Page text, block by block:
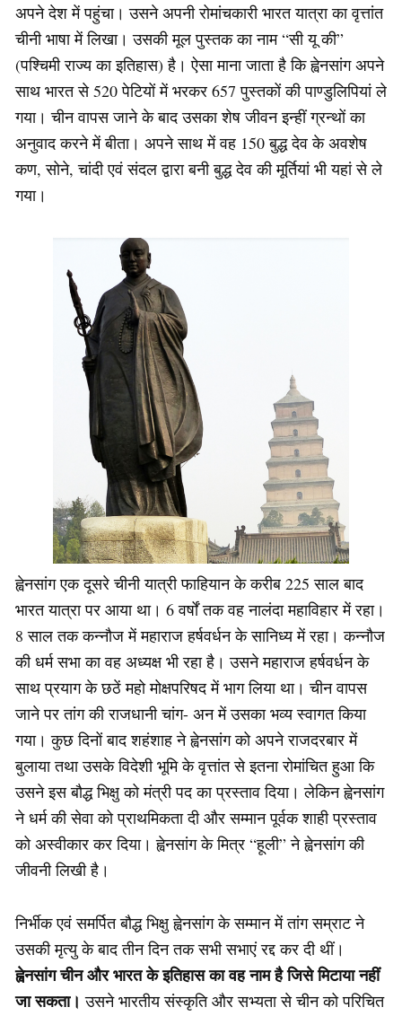
अपने देश में पहुंचा। उसने अपनी रोमांचकारी भारत यात्रा का वृत्तांत
चीनी भाषा में लिखा। उसकी मूल पुस्तक का नाम “सी यू की”
(पश्चिमी राज्य का इतिहास) है। ऐसा माना जाता है कि ह्वेनसांग अपने
साथ भारत से 520 पेटियों में भरकर 657 पुस्तकों की पाण्डुलिपियां ले
गया। चीन वापस जाने के बाद उसका शेष जीवन इन्हीं ग्रन्थों का
अनुवाद करने में बीता। अपने साथ में वह 150 बुद्ध देव के अवशेष
कण, सोने, चांदी एवं संदल द्वारा बनी बुद्ध देव की मूर्तियां भी यहां से ले
गया।
ह्वेनसांग एक दूसरे चीनी यात्री फाहियान के करीब 225 साल बाद
भारत यात्रा पर आया था। 6 वर्षों तक वह नालंदा महाविहार में रहा।
8 साल तक कन्नौज में महाराज हर्षवर्धन के सानिध्य में रहा। कन्नौज
की धर्म सभा का वह अध्यक्ष भी रहा है। उसने महाराज हर्षवर्धन के
साथ प्रयाग के छठें महो मोक्षपरिषद में भाग लिया था। चीन वापस
जाने पर तांग की राजधानी चांग- अन में उसका भव्य स्वागत किया
गया। कुछ दिनों बाद शहंशाह ने ह्वेनसांग को अपने राजदरबार में
बुलाया तथा उसके विदेशी भूमि के वृत्तांत से इतना रोमांचित हुआ कि
उसने इस बौद्ध भिक्षु को मंत्री पद का प्रस्ताव दिया। लेकिन ह्वेनसांग
ने धर्म की सेवा को प्राथमिकता दी और सम्मान पूर्वक शाही प्रस्ताव
को अस्वीकार कर दिया। ह्वेनसांग के मित्र “हूली” ने ह्वेनसांग की
जीवनी लिखी है।
निर्भीक एवं समर्पित बौद्ध भिक्षु ह्वेनसांग के सम्मान में तांग सम्राट ने
उसकी मृत्यु के बाद तीन दिन तक सभी सभाएं रद्द कर दी थीं।
ह्वेनसांग चीन और भारत के इतिहास का वह नाम है जिसे मिटाया नहीं
जा सकता। उसने भारतीय संस्कृति और सभ्यता से चीन को परिचित